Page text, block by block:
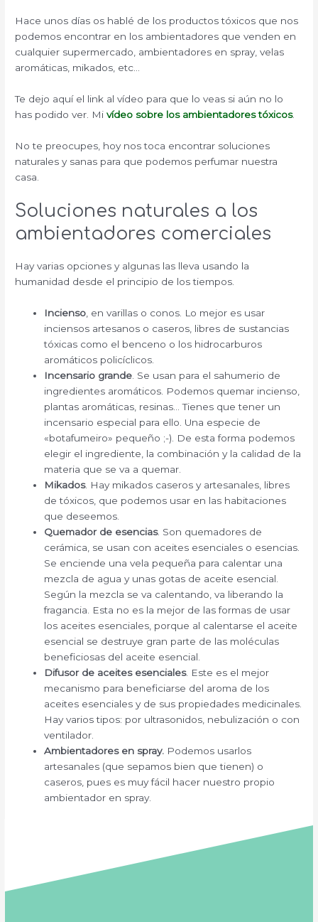
Hace unos días os hablé de los productos tóxicos que nos
podemos encontrar en los ambientadores que venden en
cualquier supermercado, ambientadores en spray, velas
aromáticas, mikados, etc…
Te dejo aquí el link al vídeo para que lo veas si aún no lo
has podido ver. Mivídeo sobre los ambientadores tóxicos.
No te preocupes, hoy nos toca encontrar soluciones
naturales y sanas para que podemos perfumar nuestra
casa.
Soluciones naturales a los
ambientadores comerciales
Hay varias opciones y algunas las lleva usando la
humanidad desde el principio de los tiempos.
Incienso , en varillas o conos. Lo mejor es usar
inciensos artesanos o caseros, libres de sustancias
tóxicas como el benceno o los hidrocarburos
aromáticos policíclicos.
Incensario grande . Se usan para el sahumerio de
ingredientes aromáticos. Podemos quemar incienso,
plantas aromáticas, resinas… Tienes que tener un
incensario especial para ello. Una especie de
«botafumeiro» pequeño ;-). De esta forma podemos
elegir el ingrediente, la combinación y la calidad de la
materia que se va a quemar.
Mikados. Hay mikados caseros y artesanales, libres
de tóxicos, que podemos usar en las habitaciones
que deseemos.
Quemador de esencias. Son quemadores de
cerámica, se usan con aceites esenciales o esencias.
Se enciende una vela pequeña para calentar una
mezcla de agua y unas gotas de aceite esencial.
Según la mezcla se va calentando, va liberando la
fragancia. Esta no es la mejor de las formas de usar
los aceites esenciales, porque al calentarse el aceite
esencial se destruye gran parte de las moléculas
beneficiosas del aceite esencial.
Difusor de aceites esenciales. Este es el mejor
mecanismo para beneficiarse del aroma de los
aceites esenciales y de sus propiedades medicinales.
Hay varios tipos: por ultrasonidos, nebulización o con
ventilador.
Ambientadores en spray. Podemos usarlos
artesanales (que sepamos bien que tienen) o
caseros, pues es muy fácil hacer nuestro propio
ambientador en spray.